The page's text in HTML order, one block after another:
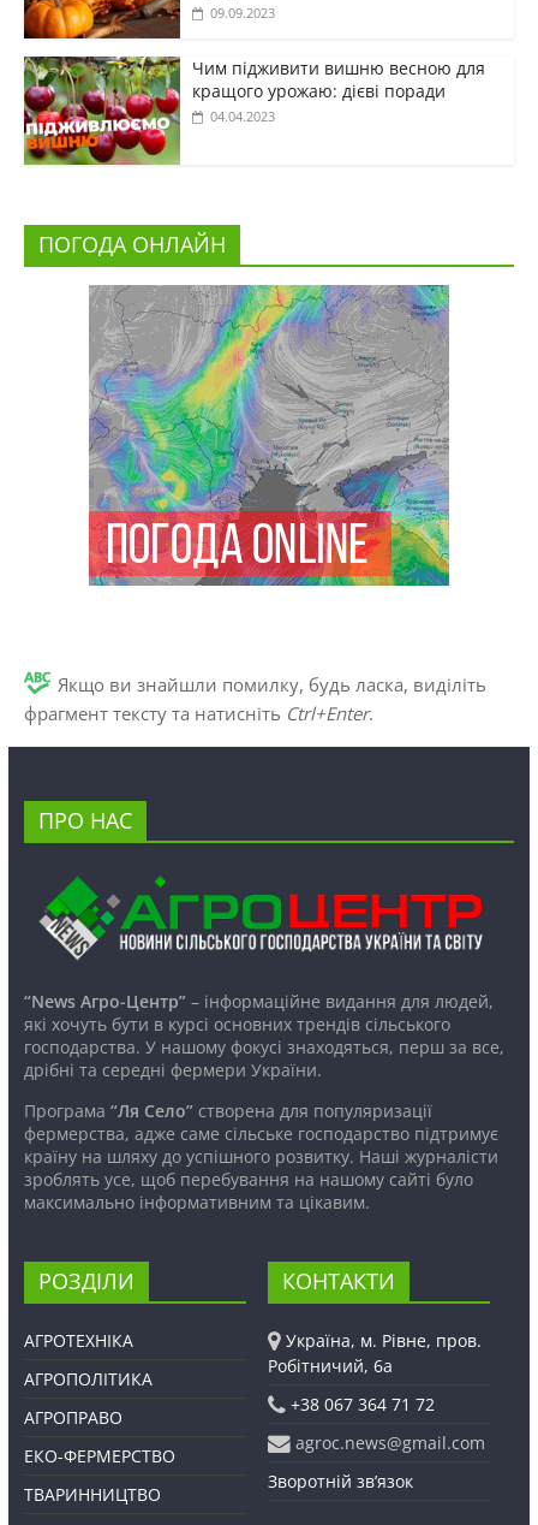
09.09.2023
Чим підживити вишню весною для
кращого урожаю: дієві поради
04.04.2023
ПОГОДА ОНЛАЙН
Якщо ви знайшли помилку, будь ласка, виділіть
фрагмент тексту та натисніть Ctrl+Enter.
ПРО НАС
“News Агро-Центр”– інформаційне видання для людей,
які хочуть бути в курсі основних трендів сільського
господарства. У нашому фокусі знаходяться, перш за все,
дрібні та середні фермери України.
Програма “Ля Село”створена для популяризації
фермерства, адже саме сільське господарство підтримує
країну на шляху до успішного розвитку. Наші журналісти
зроблять усе, щоб перебування на нашому сайті було
максимально інформативним та цікавим.
РОЗДІЛИ
АГРОТЕХНІКА
АГРОПОЛІТИКА
АГРОПРАВО
ЕКО-ФЕРМЕРСТВО
ТВАРИННИЦТВО
КОНТАКТИ
Україна, м. Рівне, пров.
Робітничий, 6а
+38 067 364 71 72
agroc.news@gmail.com
Зворотній зв’язок